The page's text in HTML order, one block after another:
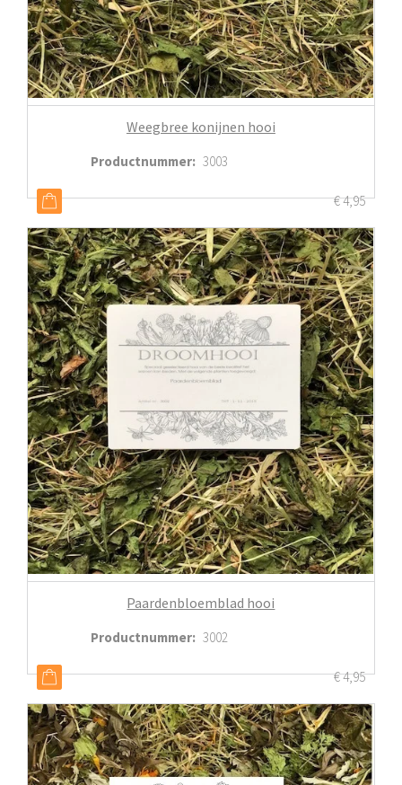
Weegbree konijnen hooi
Productnummer: 3003
€4,95
Paardenbloemblad hooi
Productnummer: 3002
€4,95